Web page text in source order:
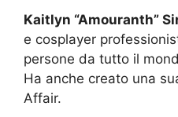
Kaitlyn “Amouranth”
e cosplayer
persone da tutto il
Ha anche creato una
Affair.